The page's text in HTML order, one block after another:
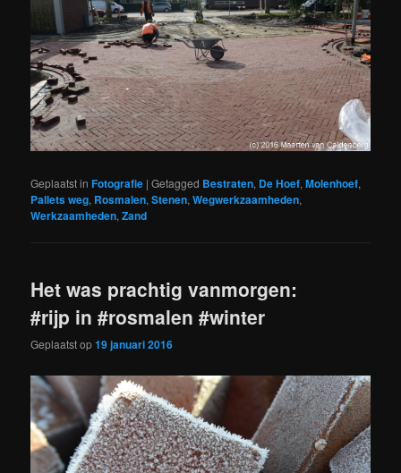
Geplaatst in Fotografie |Getagged Bestraten, De Hoef,Molenhoef,
Pallets weg, Rosmalen,Stenen,Wegwerkzaamheden,
Werkzaamheden,Zand
Het was prachtig vanmorgen:
#rijp in #rosmalen #winter
Geplaatst op19 januari 2016